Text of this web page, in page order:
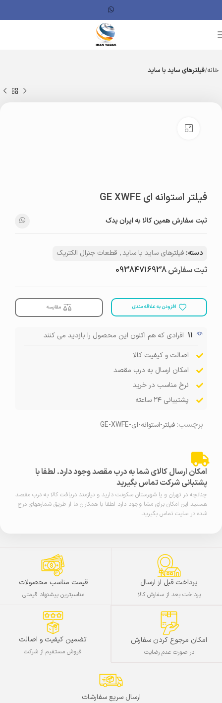
خانه فیلترهای ساید با ساید
فیلتر استوانه ای GE XWFE
ثبت سفارش همین کالا به ایران یدک
دسته: فیلترهای ساید با ساید, قطعات جنرال الکتریک
ثبت سفارش09384716938
افزودن به علاقه مندی مقایسه
11 افرادی که هم اکنون این محصول را بازدید می کنند
اصالت و کیفیت کالا
امکان ارسال به درب مقصد
نرخ مناسب در خرید
پشتیبانی ۲۴ ساعته
برچسب: فیلتر-استوانه-ای-GE-XWFE
امکان ارسال کالای شما به درب مقصد وجود دارد. لطفا با
پشتبانی شرکت تماس بگیرید
چنانچه در تهران و یا شهرستان سکونت دارید و نیازمند دریافت کالا به درب مقصد
هستید این امکان برای مشا وجود دارد لطفا با همکاران ما از طریق شمارههای درج
شده در سایت تماس بگیرید.
پرداخت قبل از ارسال
پرداخت بعد از سفارش کالا
قیمت مناسب محصولات
مناسبترین پیشنهاد قیمتی
امکان مرجوع کردن سفارش
در صورت عدم رضایت
تضمین کیفیت و اصالت
فروش مستقیم از شرکت
ارسال سریع سفارشات